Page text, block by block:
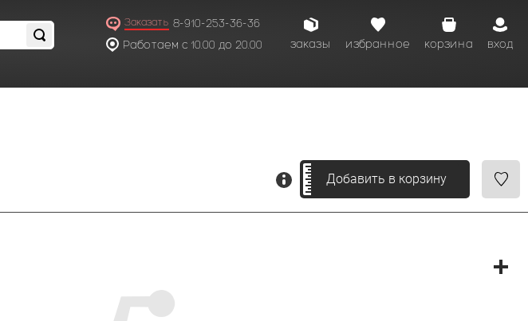
Заказать 8-910-253-36-36
Работаем с 10.00 до 20.00
вход
корзина
избранное
заказы
Добавить в корзину